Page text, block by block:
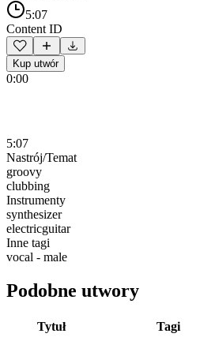
5:07
Content ID
Kup utwór
0:00
5:07
Nastrój/Temat
groovy
clubbing
Instrumenty
synthesizer
electricguitar
Inne tagi
vocal - male
Podobne utwory
Tytuł Tagi